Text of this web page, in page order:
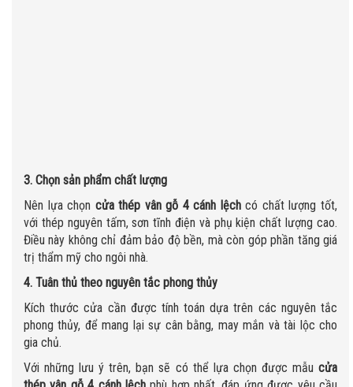
3. Chọn sản phẩm chất lượng
Nên lựa chọn cửa thép vân gỗ 4 cánh lệchcó chất lượng tốt,
với thép nguyên tấm, sơn tĩnh điện và phụ kiện chất lượng cao.
Điều này không chỉ đảm bảo độ bền, mà còn góp phần tăng giá
trị thẩm mỹ cho ngôi nhà.
4. Tuân thủ theo nguyên tắc phong thủy
Kích thước cửa cần được tính toán dựa trên các nguyên tắc
phong thủy, để mang lại sự cân bằng, may mắn và tài lộc cho
gia chủ.
Với những lưu ý trên, bạn sẽ có thể lựa chọn được mẫu cửa